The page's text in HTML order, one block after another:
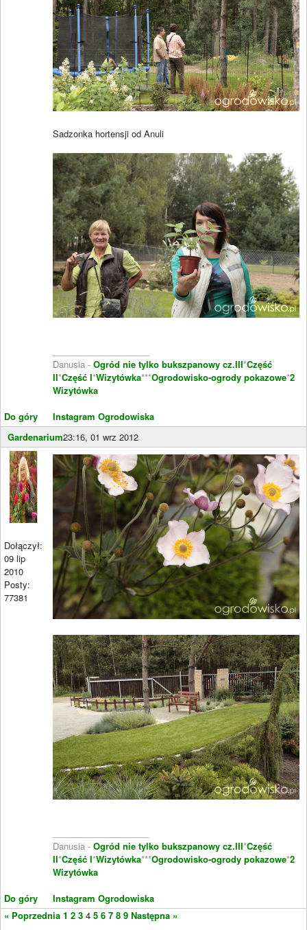
Do góry
Sadzonka hortensji od Anuli
Danusia - Ogród nie tylko bukszpanowy cz.III*Część
II*Część I*Wizytówka***Ogrodowisko-ogrody pokazowe*2
Wizytówka
Instagram Ogrodowiska
Gardenarium23:16, 01 wrz 2012
Dołączył:
09 lip
2010
Posty:
77381
Do góry
Danusia - Ogród nie tylko bukszpanowy cz.III*Część
II*Część I*Wizytówka***Ogrodowisko-ogrody pokazowe*2
Wizytówka
Instagram Ogrodowiska
« Poprzednia 1 2 3 4 5 6 7 8 9 Następna »